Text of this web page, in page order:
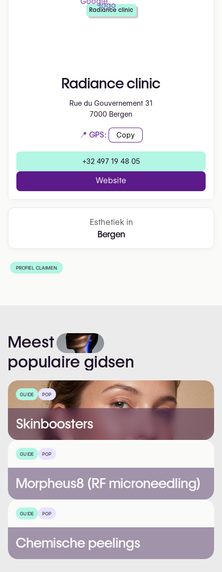
Radiance clinic
Rue du Gouvernement 31
7000 Bergen
📍 GPS: Copy
+32 497 19 48 05
Website
Radiance clinic
Esthetiek in
Bergen
PROFIEL CLAIMEN
Meest
populaire gidsen
GUIDE POP
Skinboosters
GUIDE POP
Morpheus8 (RF microneedling)
GUIDE POP
Chemische peelings